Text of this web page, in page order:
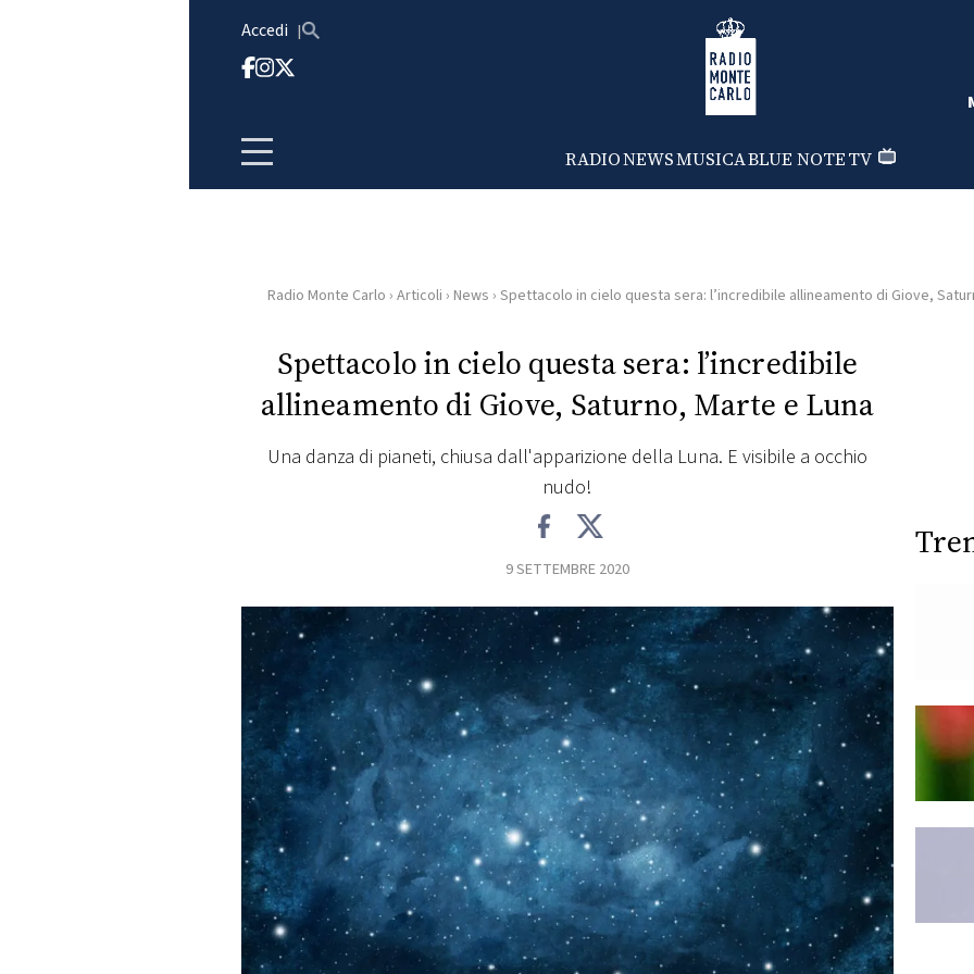
Accedi Radio Monte Carlo
RADIONEWSMUSICABLUE NOTETV
HOME
RADIO
RADIO
FOTO
CONCORSI
EVENTI
VIDEO
TV
PRINCIPATO
Radio Monte Carlo › Articoli › News › Spettacolo in cielo questa sera: l’incredibile allineamento di Giove,
Spettacolo in cielo questa sera: l’incredibile
allineamento di Giove, Saturno, Marte e Luna
Una danza di pianeti, chiusa dall'apparizione della Luna. E visibile a occhio
nudo!
9 SETTEMBRE 2020